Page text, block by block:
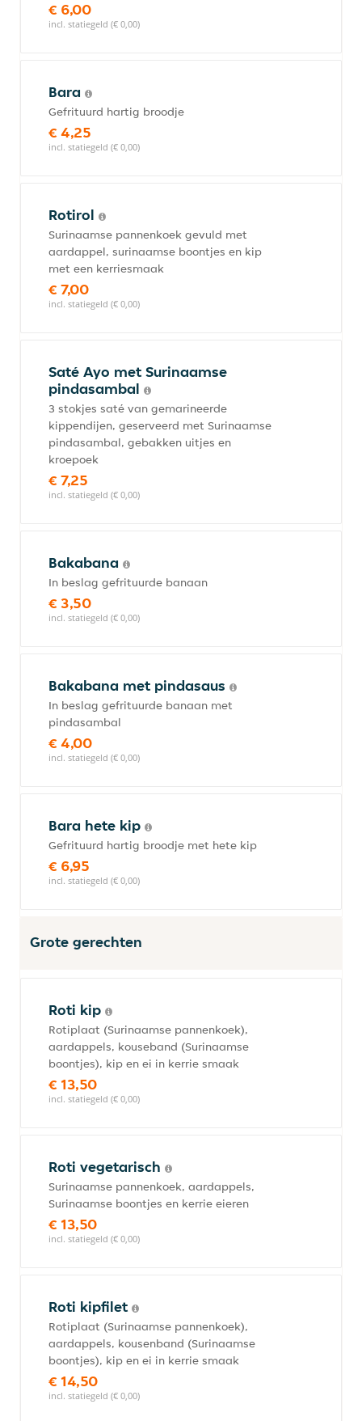
€ 6,00
incl. statiegeld (€ 0,00)
Bara
Gefrituurd hartig broodje
€ 4,25
incl. statiegeld (€ 0,00)
Rotirol
Surinaamse pannenkoek gevuld met
aardappel, surinaamse boontjes en kip
met een kerriesmaak
€ 7,00
incl. statiegeld (€ 0,00)
Saté Ayo met Surinaamse
pindasambal
3 stokjes saté van gemarineerde
kippendijen, geserveerd met Surinaamse
pindasambal, gebakken uitjes en
kroepoek
€ 7,25
incl. statiegeld (€ 0,00)
Bakabana
In beslag gefrituurde banaan
€ 3,50
incl. statiegeld (€ 0,00)
Bakabana met pindasaus
In beslag gefrituurde banaan met
pindasambal
€ 4,00
incl. statiegeld (€ 0,00)
Bara hete kip
Gefrituurd hartig broodje met hete kip
€ 6,95
incl. statiegeld (€ 0,00)
Grote gerechten
Roti kip
Rotiplaat (Surinaamse pannenkoek),
aardappels, kouseband (Surinaamse
boontjes), kip en ei in kerrie smaak
€ 13,50
incl. statiegeld (€ 0,00)
Roti vegetarisch
Surinaamse pannenkoek, aardappels,
Surinaamse boontjes en kerrie eieren
€ 13,50
incl. statiegeld (€ 0,00)
Roti kipfilet
Rotiplaat (Surinaamse pannenkoek),
aardappels, kousenband (Surinaamse
boontjes), kip en ei in kerrie smaak
€ 14,50
incl. statiegeld (€ 0,00)